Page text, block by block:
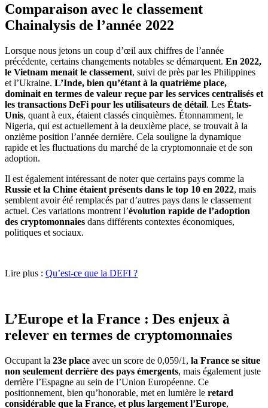
Comparaison avec le classement
Chainalysis de l’année 2022
Lorsque nous jetons un coup d’œil aux chiffres de l’année
précédente, certains changements notables se démarquent. En 2022,
le Vietnam menait le classement, suivi de près par les Philippines
et l’Ukraine. L’Inde, bien qu’étant à la quatrième place,
dominait en termes de valeur reçue par les services centralisés et
les transactions DeFi pour les utilisateurs de détail. Les États-
Unis, quant à eux, étaient classés cinquièmes. Étonnamment, le
Nigeria, qui est actuellement à la deuxième place, se trouvait à la
onzième position l’année dernière. Cela souligne la dynamique
rapide et les fluctuations du marché de la cryptomonnaie et de son
adoption.
Il est également intéressant de noter que certains pays comme la
Russie et la Chine étaient présents dans le top 10 en 2022, mais
semblent avoir été remplacés par d’autres pays dans le classement
actuel. Ces variations montrent l’évolution rapide de l’adoption
des cryptomonnaies dans différents contextes économiques,
politiques et sociaux.
Lire plus : Qu’est-ce que la DEFI ?
L’Europe et la France : Des enjeux à
relever en termes de cryptomonnaies
Occupant la 23e place avec un score de 0,059/1, la France se situe
non seulement derrière des pays émergents, mais également juste
derrière l’Espagne au sein de l’Union Européenne. Ce
positionnement, bien qu’honorable, met en lumière le retard
considérable que la France, et plus largement l’Europe,